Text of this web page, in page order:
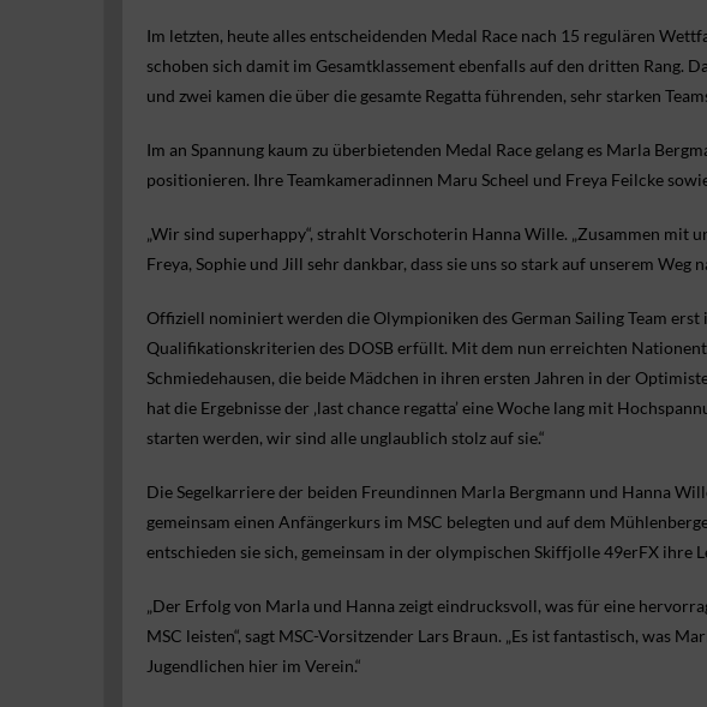
Im letzten, heute alles entscheidenden Medal Race nach 15 regulären
schoben sich damit im Gesamtklassement ebenfalls auf den dritten Rang.
und zwei kamen die über die gesamte Regatta führenden, sehr starken
Im an Spannung kaum zu überbietenden Medal Race gelang es Marla
positionieren. Ihre Teamkameradinnen Maru Scheel und Freya Feilcke
„Wir sind superhappy“, strahlt Vorschoterin Hanna Wille. „Zusammen mit
Freya, Sophie und Jill sehr dankbar, dass sie uns so stark auf unserem Weg
Offiziell nominiert werden die Olympioniken des German Sailing Team erst
Qualifikationskriterien des DOSB erfüllt. Mit dem nun erreichten
Schmiedehausen, die beide Mädchen in ihren ersten Jahren in der
hat die Ergebnisse der ‚last chance regatta’ eine Woche lang mit
starten werden, wir sind alle unglaublich stolz auf sie.“
Die Segelkarriere der beiden Freundinnen Marla Bergmann und Hanna
gemeinsam einen Anfängerkurs im MSC belegten und auf dem
entschieden sie sich, gemeinsam in der olympischen Skiffjolle 49erFX
„Der Erfolg von Marla und Hanna zeigt eindrucksvoll, was für eine
MSC leisten“, sagt MSC-Vorsitzender Lars Braun. „Es ist fantastisch, was
Jugendlichen hier im Verein.“